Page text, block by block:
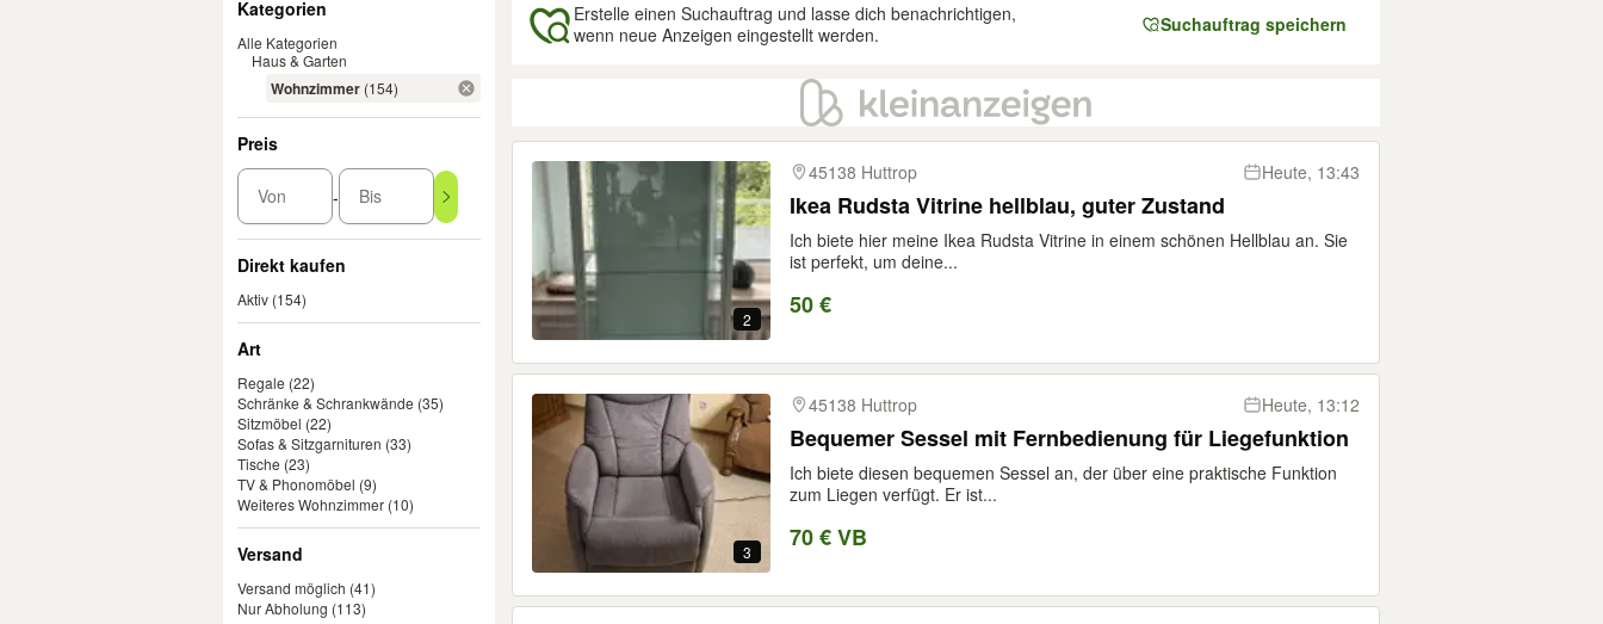
Kategorien
Alle Kategorien
Haus & Garten
Wohnzimmer (154)
Preis
Von - Bis
Direkt kaufen
Aktiv (154)
Art
Regale (22)
Schränke & Schrankwände (35)
Sitzmöbel (22)
Sofas & Sitzgarnituren (33)
Tische (23)
TV & Phonomöbel (9)
Weiteres Wohnzimmer (10)
Versand
Versand möglich (41)
Nur Abholung (113)
Erstelle einen Suchauftrag und lasse dich benachrichtigen,
wenn neue Anzeigen eingestellt werden.
Suchauftrag speichern
Ergebnisse
2
45138 Huttrop Heute, 13:43
Ikea Rudsta Vitrine hellblau, guter Zustand
Ich biete hier meine Ikea Rudsta Vitrine in einem schönen Hellblau an. Sie
ist perfekt, um deine...
50 €
3
45138 Huttrop Heute, 13:12
Bequemer Sessel mit Fernbedienung für Liegefunktion
Ich biete diesen bequemen Sessel an, der über eine praktische Funktion
zum Liegen verfügt. Er ist...
70 € VB